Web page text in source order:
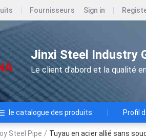
Fournisseurs Sign in
Jinxi Steel Industry
Le client d'abord et la qualité
le catalogue des produits Profil
Steel Pipe / Tuyau en acier allié sans